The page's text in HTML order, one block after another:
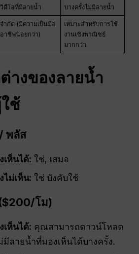
วิดีโอที่มีลายน้ำ บางครั้งไม่มีลายน้ำ
จำกัด (มีความเป็นมือ
อาชีพน้อยกว่า)
เหมาะสำหรับการใช้
งานเชิงพาณิชย์
มากกว่า
างของลายน้ำ
ช้
พลัส
เห็นได้: ใช่, เสมอ
ไม่เห็น: ใช่ บังคับใช้
โม)
เห็นได้: คุณสามารถดาวน์โหลด
ลายน้ำที่มองเห็นได้บางครั้ง.